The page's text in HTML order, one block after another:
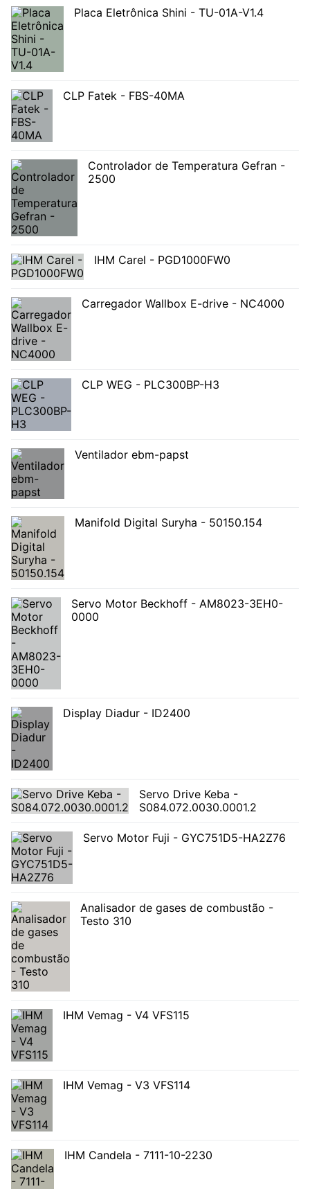
Placa Eletrônica Shini - TU-01A-V1.4
CLP Fatek - FBS-40MA
Controlador de Temperatura Gefran -
2500
IHM Carel - PGD1000FW0
Carregador Wallbox E-drive - NC4000
CLP WEG - PLC300BP-H3
Ventilador ebm-papst
Manifold Digital Suryha - 50150.154
Servo Motor Beckhoff - AM8023-3EH0-
0000
Display Diadur - ID2400
Servo Drive Keba -
S084.072.0030.0001.2
Servo Motor Fuji - GYC751D5-HA2Z76
Analisador de gases de combustão -
Testo 310
IHM Vemag - V4 VFS115
IHM Vemag - V3 VFS114
IHM Candela - 7111-10-2230